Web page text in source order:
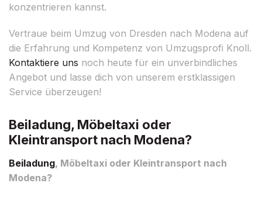
konzentrieren kannst.
Vertraue beim Umzug von Dresden nach Modena auf
die Erfahrung und Kompetenz von Umzugsprofi Knoll.
Kontaktiere uns noch heute für ein unverbindliches
Angebot und lasse dich von unserem erstklassigen
Service überzeugen!
Beiladung, Möbeltaxi oder
Kleintransport nach Modena?
Beiladung, Möbeltaxi oder Kleintransport nach
Modena?